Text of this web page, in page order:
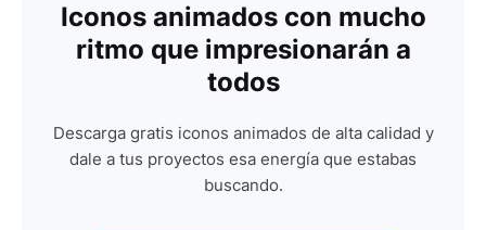
Iconos animados con mucho
ritmo que impresionarán a
todos
Descarga gratis iconos animados de alta calidad y
dale a tus proyectos esa energía que estabas
buscando.